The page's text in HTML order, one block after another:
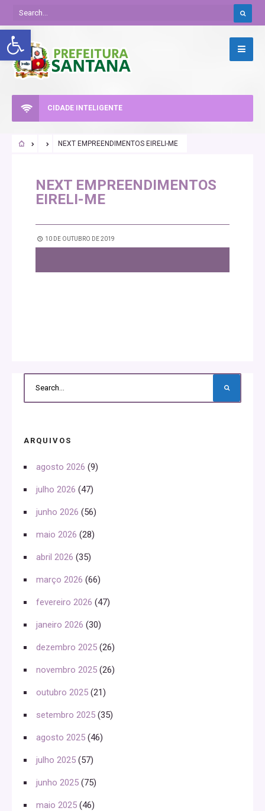
Abrir a barra de ferramentas
CIDADE INTELIGENTE
NEXT EMPREENDIMENTOS EIRELI-ME
NEXT EMPREENDIMENTOS
EIRELI-ME
10 DE OUTUBRO DE 2019
ARQUIVOS
agosto 2026 (9)
julho 2026 (47)
junho 2026 (56)
maio 2026 (28)
abril 2026 (35)
março 2026 (66)
fevereiro 2026 (47)
janeiro 2026 (30)
dezembro 2025 (26)
novembro 2025 (26)
outubro 2025 (21)
setembro 2025 (35)
agosto 2025 (46)
julho 2025 (57)
junho 2025 (75)
maio 2025 (46)